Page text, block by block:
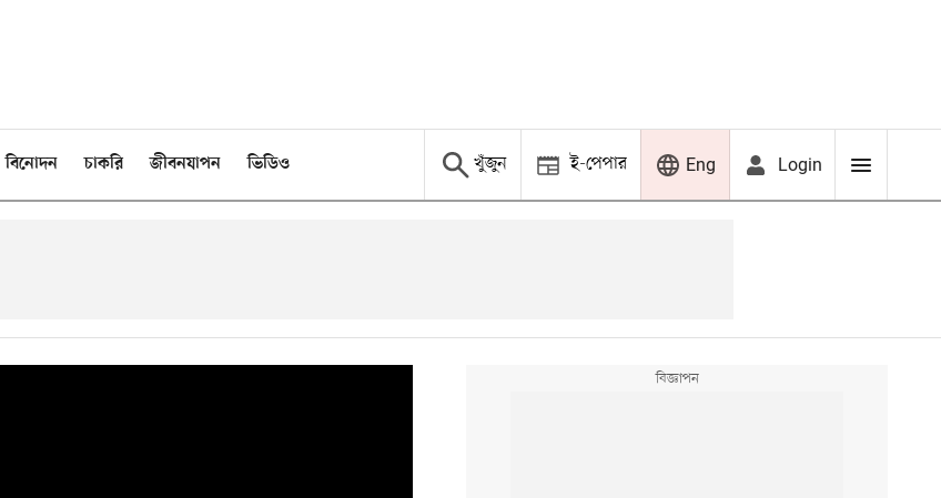
বিনোদন চাকরি জীবনযাপন ভিডিও খুঁজুন ই-পেপার Eng Login